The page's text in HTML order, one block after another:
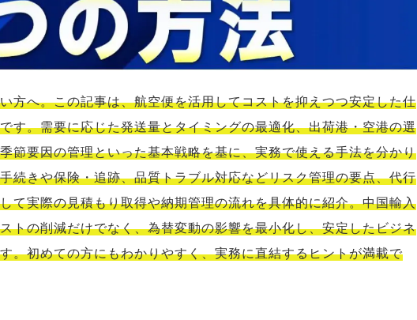
方へ。この記事は、航空便を活用してコストを抑えつつ安定した仕
す。需要に応じた発送量とタイミングの最適化、出荷港・空港の選
節要因の管理といった基本戦略を基に、実務で使える手法を分かり
続きや保険・追跡、品質トラブル対応などリスク管理の要点、代行
て実際の見積もり取得や納期管理の流れを具体的に紹介。中国輸入
トの削減だけでなく、為替変動の影響を最小化し、安定したビジネ
。初めての方にもわかりやすく、実務に直結するヒントが満載で